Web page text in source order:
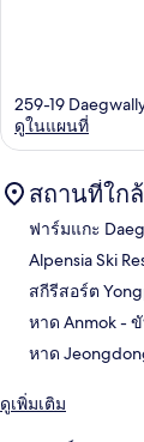
259-19
ดูในแผนที่
สถานที่ใก
ฟาร์มแกะ
Alpensia Ski
สกีรีสอร์ต
หาด Anmok-
หาด
ดูเพิ่มเติม